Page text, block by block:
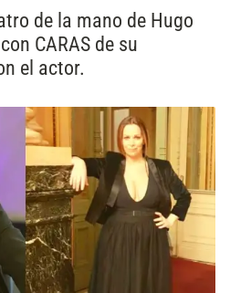
de la mano de Hugo
CARAS de su
el actor.